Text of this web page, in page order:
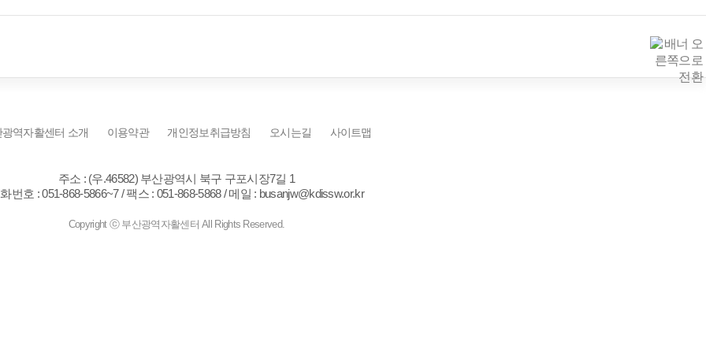
역자활센터 소개 이용약관 개인정보취급방침 오시는길 사이트맵
주소 : (우.46582) 부산광역시 북구 구포시장7길 1
번호 :051-868-5866~7/ 팩스 : 051-868-5868 / 메일 : busanjw@kdissw.or.kr
Copyright ⓒ 부산광역자활센터 All Rights Reserved.